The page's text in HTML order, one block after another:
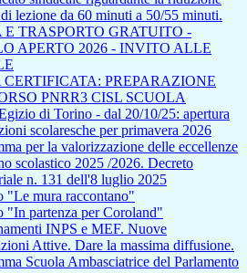
lezione da 60 minuti a 50/55 minuti.
E TRASPORTO GRATUITO -
APERTO 2026 - INVITO ALLE
CERTIFICATA: PREPARAZIONE
PNRR3 CISL SCUOLA
di Torino - dal 20/10/25: apertura
scolaresche per primavera 2026
per la valorizzazione delle eccellenze
scolastico 2025 /2026. Decreto
n. 131 dell'8 luglio 2025
"Le mura raccontano"
"In partenza per Coroland"
INPS e MEF. Nuove
Attive. Dare la massima diffusione.
Scuola Ambasciatrice del Parlamento